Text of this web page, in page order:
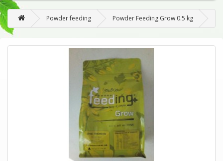
Powder feeding Powder Feeding Grow 0.5 kg